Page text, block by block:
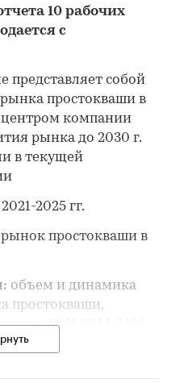
10 рабочих
с
представляет собой
простокваши в
центром компании
рынка до 2030 г.
в текущей
2021-2025 гг.
рынок простокваши в
объем и динамика
простокваши,
PAM-TAM-SAM
потребители,